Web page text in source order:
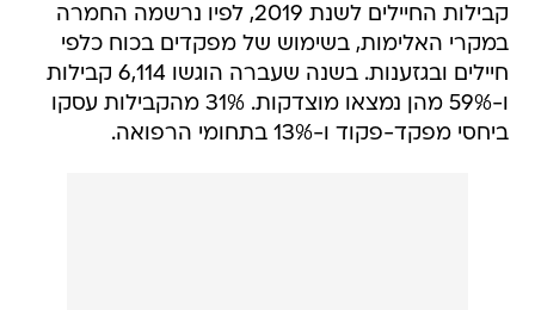
קבילות החיילים לשנת 2019, לפיו נרשמה החמרה
במקרי האלימות, בשימוש של מפקדים בכוח כלפי
חיילים ובגזענות. בשנה שעברה הוגשו 6,114 קבילות
ו-59% מהן נמצאו מוצדקות. 31% מהקבילות עסקו
ביחסי מפקד-פקוד ו-13% בתחומי הרפואה.